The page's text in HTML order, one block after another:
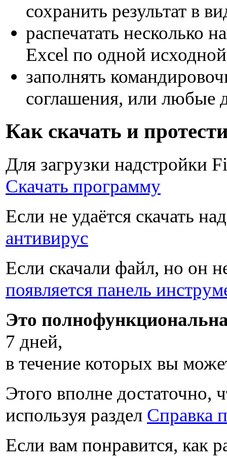
сохранить результат в
распечатать несколько
Excel по одной
заполнять
соглашения, или любые
Как скачать и
Для загрузки надстройки
Скачать программу
Если не удаётся скачать
антивирус
Если скачали файл, но он
появляется панель
Это
7 дней,
в течение которых вы
Этого вполне достаточно,
используя раздел Справка
Если вам понравится, как